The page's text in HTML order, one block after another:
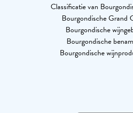
Classificatie van
Bourgondische Grand
Bourgondische
Bourgondische
Bourgondische